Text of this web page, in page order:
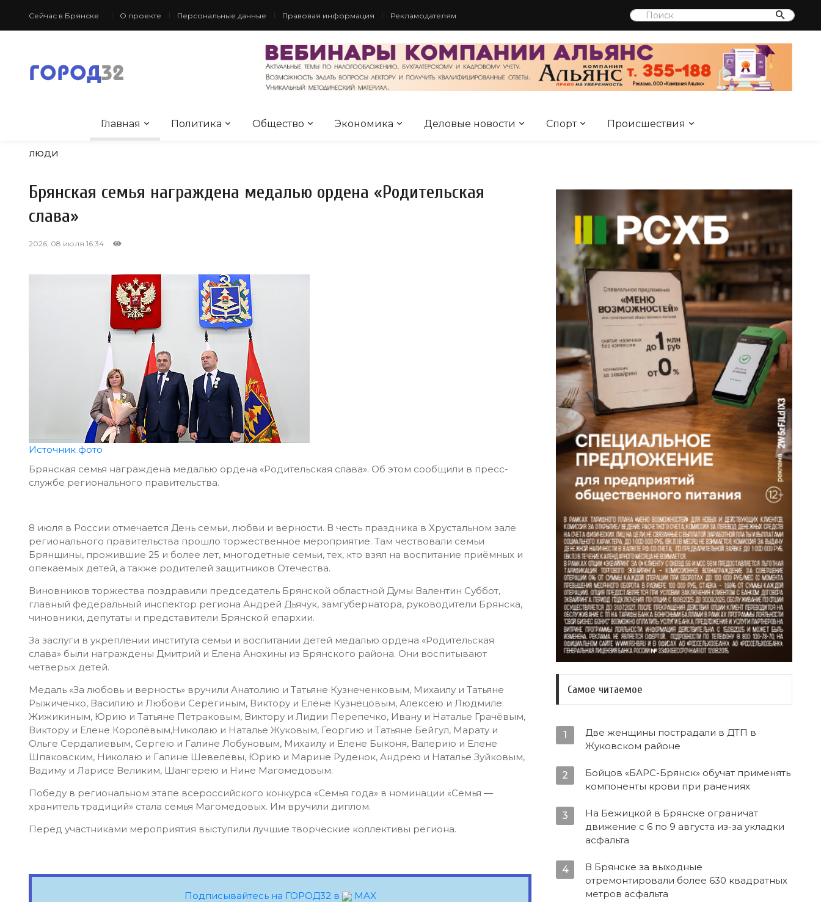
Сейчас в Брянске О проекте Персональные данные Правовая информация Рекламодателям
Главная Политика Общество Экономика Деловые новости Спорт Происшествия
ЛЮДИ
Брянская семья награждена медалью ордена «Родительская
слава»
2026, 08 июля 16:34
Источник фото
Брянская семья награждена медалью ордена «Родительская слава». Об этом сообщили в пресс-
службе регионального правительства.
8 июля в России отмечается День семьи, любви и верности. В честь праздника в Хрустальном зале
регионального правительства прошло торжественное мероприятие. Там чествовали семьи
Брянщины, прожившие 25 и более лет, многодетные семьи, тех, кто взял на воспитание приёмных и
опекаемых детей, а также родителей защитников Отечества.
Виновников торжества поздравили председатель Брянской областной Думы Валентин Суббот,
главный федеральный инспектор региона Андрей Дьячук, замгубернатора, руководители Брянска,
чиновники, депутаты и представители Брянской епархии.
За заслуги в укреплении института семьи и воспитании детей медалью ордена «Родительская
слава» были награждены Дмитрий и Елена Анохины из Брянского района. Они воспитывают
четверых детей.
Медаль «За любовь и верность» вручили Анатолию и Татьяне Кузнеченковым, Михаилу и Татьяне
Рыжиченко, Василию и Любови Серёгиным, Виктору и Елене Кузнецовым, Алексею и Людмиле
Жижикиным, Юрию и Татьяне Петраковым, Виктору и Лидии Перепечко, Ивану и Наталье Грачёвым,
Виктору и Елене Королёвым,Николаю и Наталье Жуковым, Георгию и Татьяне Бейгул, Марату и
Ольге Сердалиевым, Сергею и Галине Лобуновым, Михаилу и Елене Быконя, Валерию и Елене
Шпаковским, Николаю и Галине Шевелёвы, Юрию и Марине Руденок, Андрею и Наталье Зуйковым,
Вадиму и Ларисе Великим, Шангерею и Нине Магомедовым.
Победу в региональном этапе всероссийского конкурса «Семья года» в номинации «Семья —
хранитель традиций» стала семья Магомедовых. Им вручили диплом.
Перед участниками мероприятия выступили лучшие творческие коллективы региона.
Подписывайтесь на ГОРОД32 в MAX
Самое читаемое
1
Две женщины пострадали в ДТП в
Жуковском районе
2
Бойцов «БАРС-Брянск» обучат применять
компоненты крови при ранениях
3
На Бежицкой в Брянске ограничат
движение с 6 по 9 августа из-за укладки
асфальта
4
В Брянске за выходные
отремонтировали более 630 квадратных
метров асфальта